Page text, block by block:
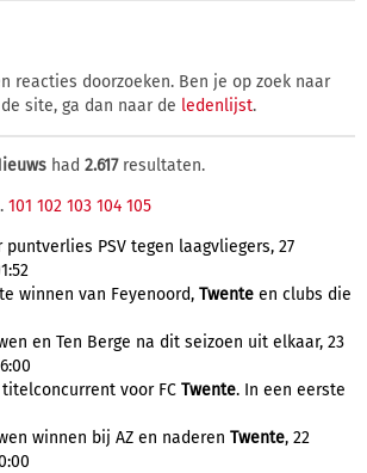
reacties doorzoeken. Ben je op zoek naar
site, ga dan naar de ledenlijst.
had 2.617resultaten.
101 102 103 104 105
puntverlies PSV tegen laagvliegers, 27
winnen van Feyenoord, Twente en clubs die
en Ten Berge na dit seizoen uit elkaar, 23
voor FC Twente. In een eerste
winnen bij AZ en naderen Twente, 22